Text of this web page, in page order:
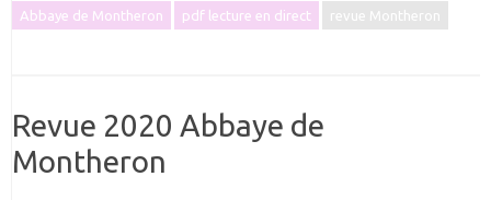
Abbaye de Montheron pdf lecture en direct revue Montheron
Revue 2020 Abbaye de
Montheron